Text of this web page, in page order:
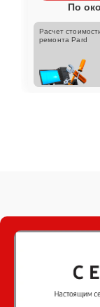
По
Расчет
ремонта Pard